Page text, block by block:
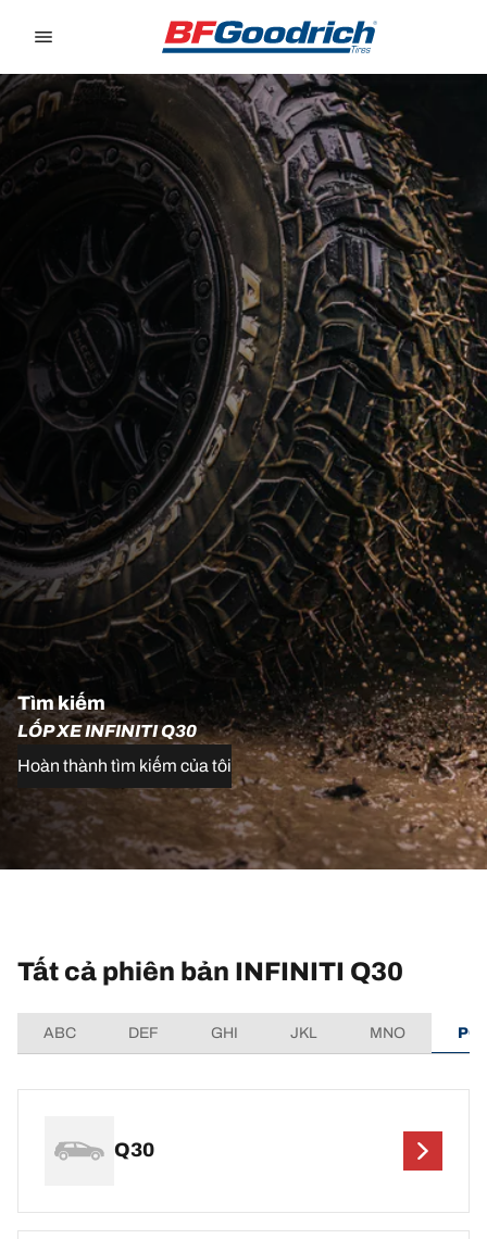
Tìm kiếm
LỐP XE INFINITI Q30
Hoàn thành tìm kiếm của tôi
Tất cả phiên bản INFINITI Q30
ABC DEF GHI JKL MNO
Q30